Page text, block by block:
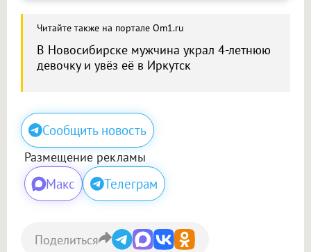
Читайте также на портале Om1.ru
В Новосибирске мужчина украл 4-летнюю
девочку и увёз её в Иркутск
Сообщить новость
Размещение рекламы
Макс Телеграм
Поделиться